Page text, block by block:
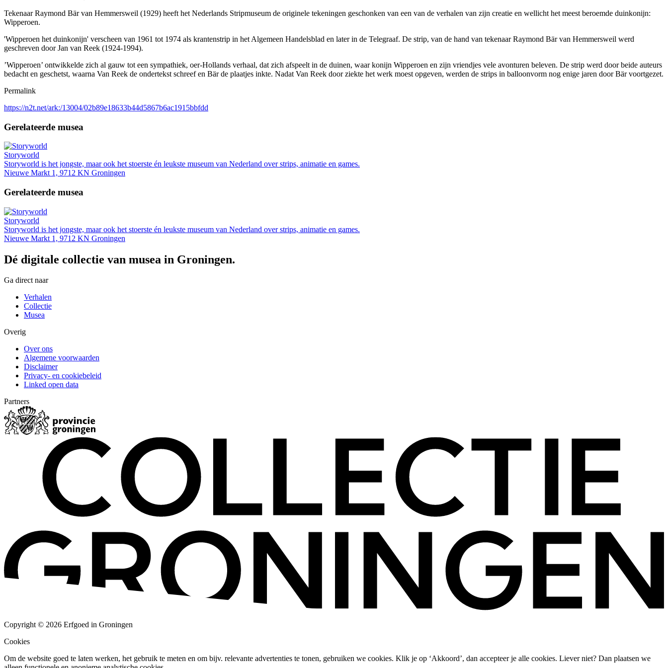
Tekenaar Raymond Bär van Hemmersweil (1929) heeft het Nederlands Stripmuseum de originele tekeningen geschonken van een van de verhalen van zijn creatie en wellicht het meest beroemde duinkonijn:
Wipperoen.
'Wipperoen het duinkonijn' verscheen van 1961 tot 1974 als krantenstrip in het Algemeen Handelsblad en later in de Telegraaf. De strip, van de hand van tekenaar Raymond Bär van Hemmersweil werd
geschreven door Jan van Reek (1924-1994).
’Wipperoen’ ontwikkelde zich al gauw tot een sympathiek, oer-Hollands verhaal, dat zich afspeelt in de duinen, waar konijn Wipperoen en zijn vriendjes vele avonturen beleven. De strip werd door beide auteurs
bedacht en geschetst, waarna Van Reek de ondertekst schreef en Bär de plaatjes inkte. Nadat Van Reek door ziekte het werk moest opgeven, werden de strips in balloonvorm nog enige jaren door Bär voortgezet.
Permalink
https://n2t.net/ark:/13004/02b89e18633b44d5867b6ac1915bbfdd
Gerelateerde musea
Storyworld
Storyworld is het jongste, maar ook het stoerste én leukste museum van Nederland over strips, animatie en games.
Nieuwe Markt 1, 9712 KN Groningen
Gerelateerde musea
Storyworld
Storyworld is het jongste, maar ook het stoerste én leukste museum van Nederland over strips, animatie en games.
Nieuwe Markt 1, 9712 KN Groningen
Dé digitale collectie van musea in Groningen.
Ga direct naar
Verhalen
Collectie
Musea
Overig
Over ons
Algemene voorwaarden
Disclaimer
Privacy- en cookiebeleid
Linked open data
Partners
Copyright © 2026 Erfgoed in Groningen
Cookies
Om de website goed te laten werken, het gebruik te meten en om bijv. relevante advertenties te tonen, gebruiken we cookies. Klik je op ‘Akkoord’, dan accepteer je alle cookies. Liever niet? Dan plaatsen we